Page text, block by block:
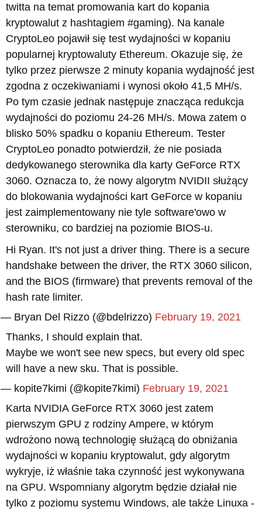
twitta na temat promowania kart do kopania
kryptowalut z hashtagiem #gaming). Na kanale
CryptoLeo pojawił się test wydajności w kopaniu
popularnej kryptowaluty Ethereum. Okazuje się, że
tylko przez pierwsze 2 minuty kopania wydajność jest
zgodna z oczekiwaniami i wynosi około 41,5 MH/s.
Po tym czasie jednak następuje znacząca redukcja
wydajności do poziomu 24-26 MH/s. Mowa zatem o
blisko 50% spadku o kopaniu Ethereum. Tester
CryptoLeo ponadto potwierdził, że nie posiada
dedykowanego sterownika dla karty GeForce RTX
3060. Oznacza to, że nowy algorytm NVIDII służący
do blokowania wydajności kart GeForce w kopaniu
jest zaimplementowany nie tyle software'owo w
sterowniku, co bardziej na poziomie BIOS-u.
Hi Ryan. It's not just a driver thing. There is a secure
handshake between the driver, the RTX 3060 silicon,
and the BIOS (firmware) that prevents removal of the
hash rate limiter.
— Bryan Del Rizzo (@bdelrizzo) February 19, 2021
Thanks, I should explain that.
Maybe we won't see new specs, but every old spec
will have a new sku. That is possible.
— kopite7kimi (@kopite7kimi) February 19, 2021
Karta NVIDIA GeForce RTX 3060 jest zatem
pierwszym GPU z rodziny Ampere, w którym
wdrożono nową technologię służącą do obniżania
wydajności w kopaniu kryptowalut, gdy algorytm
wykryje, iż właśnie taka czynność jest wykonywana
na GPU. Wspomniany algorytm będzie działał nie
tylko z poziomu systemu Windows, ale także Linuxa -